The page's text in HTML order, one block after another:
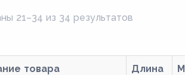
21–34 из 34 результатов
товара Длина